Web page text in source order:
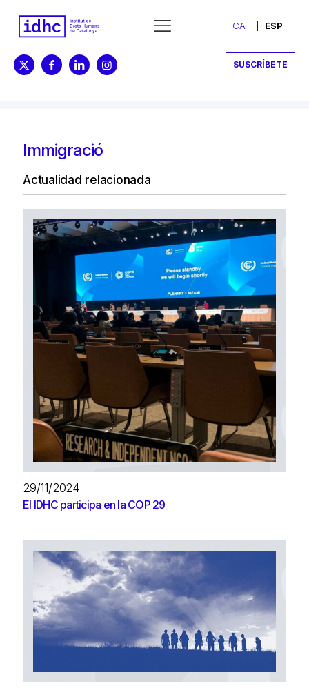
CAT ESP
SUSCRÍBETE
Immigració
Actualidad relacionada
29/11/2024
El IDHC participa en la COP 29